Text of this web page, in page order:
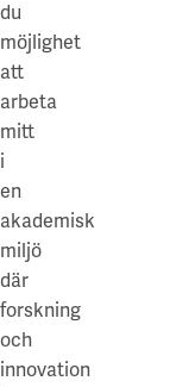
du
möjlighet
att
arbeta
mitt
i
en
akademisk
miljö
där
forskning
och
innovation